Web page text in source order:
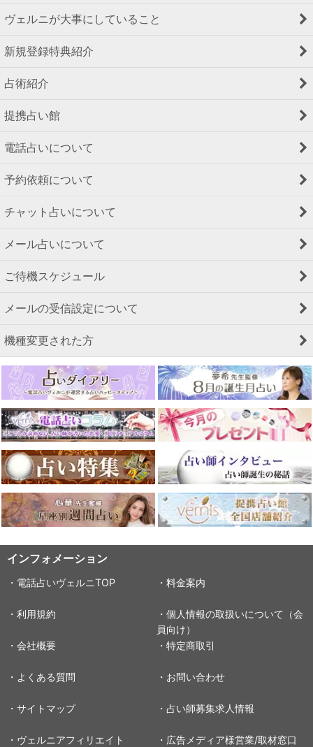
ヴェルニが大事にしていること
新規登録特典紹介
占術紹介
提携占い館
電話占いについて
予約依頼について
チャット占いについて
メール占いについて
ご待機スケジュール
メールの受信設定について
機種変更された方
インフォメーション
・電話占いヴェルニTOP ・料金案内
・利用規約
・個人情報の取扱いについて（会
員向け）
・会社概要
・特定商取引
・よくある質問 ・お問い合わせ
・サイトマップ ・占い師募集求人情報
・ヴェルニアフィリエイト ・広告メディア様営業/取材窓口